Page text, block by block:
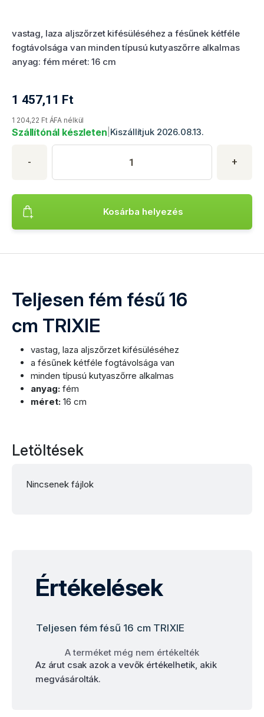
vastag, laza aljszőrzet kifésüléséhez a fésűnek kétféle
fogtávolsága van minden típusú kutyaszőrre alkalmas
anyag: fém méret: 16 cm
1 457,11 Ft
Termék aktuális ára
1 204,22 Ft ÁFA nélkül
Szállítónál készleten Kiszállítjuk 2026.08.13.
Termék mennyisége
- +
Adja meg a kívánt termékmennyiséget. Minimális
Kosárba helyezés
Termék hozzáadása Teljesen fém fésű 16 cm TRIXIE a
Teljesen fém fésű 16
cm TRIXIE
vastag, laza aljszőrzet kifésüléséhez
a fésűnek kétféle fogtávolsága van
minden típusú kutyaszőrre alkalmas
anyag: fém
méret: 16 cm
Letöltések
Nincsenek fájlok
Értékelések
Teljesen fém fésű 16 cm TRIXIE
A terméket még nem értékelték
Az árut csak azok a vevők értékelhetik, akik
megvásárolták.